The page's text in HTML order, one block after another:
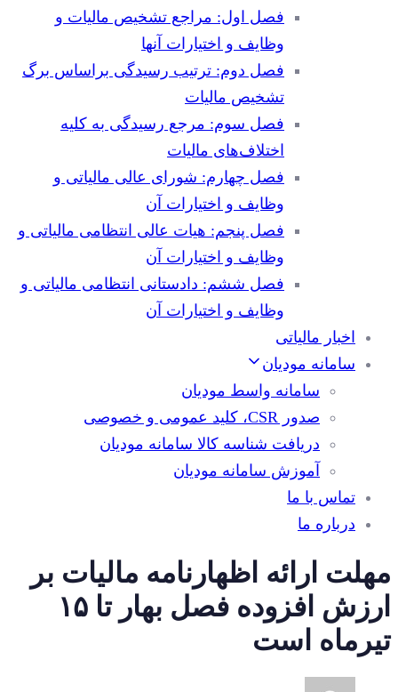
فصل اول: مراجع تشخیص مالیات و
وظایف و اختیارات آنها
فصل دوم: ترتیب رسیدگی براساس برگ
تشخیص مالیات
فصل سوم: مرجع رسیدگی به کلیه
اختلاف‌های مالیات
فصل چهارم: شورای عالی مالیاتی و
وظایف و اختیارات آن
فصل پنجم: هیات عالی انتظامی مالیاتی و
وظایف و اختیارات آن
فصل ششم: دادستانی انتظامی مالیاتی و
وظایف و اختیارات آن
اخبار مالیاتی
سامانه مودیان
سامانه واسط مودیان
صدور CSR، کلید عمومی و خصوصی
دریافت شناسه کالا سامانه مودیان
آموزش سامانه مودیان
تماس با ما
درباره ما
مهلت ارائه اظهارنامه مالیات بر
ارزش افزوده فصل بهار تا ۱۵
تیرماه است